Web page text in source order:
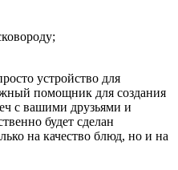
устройство для
помощник для создания
с вашими друзьями и
будет сделан
на качество блюд, но и на